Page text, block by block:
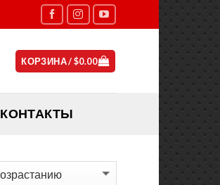
КОРЗИНА /$0.00
КОНТАКТЫ